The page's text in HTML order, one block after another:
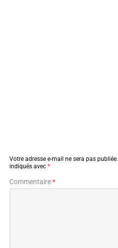
Votre adresse e-mail ne sera pas publiée.
indiqués avec *
Commentaire*